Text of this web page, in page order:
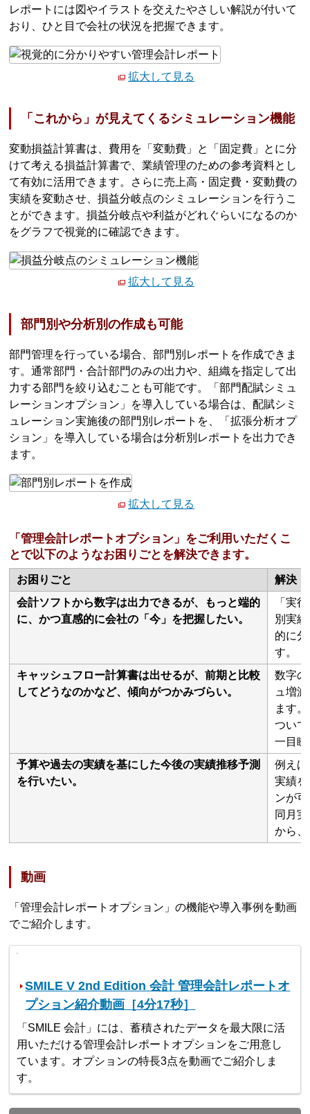
レポートには図やイラストを交えたやさしい解説が付いて
おり、ひと目で会社の状況を把握できます。
拡大して見る
「これから」が見えてくるシミュレーション機能
変動損益計算書は、費用を「変動費」と「固定費」とに分
けて考える損益計算書で、業績管理のための参考資料とし
て有効に活用できます。さらに売上高・固定費・変動費の
実績を変動させ、損益分岐点のシミュレーションを行うこ
とができます。損益分岐点や利益がどれぐらいになるのか
をグラフで視覚的に確認できます。
拡大して見る
部門別や分析別の作成も可能
部門管理を行っている場合、部門別レポートを作成できま
す。通常部門・合計部門のみの出力や、組織を指定して出
力する部門を絞り込むことも可能です。「部門配賦シミュ
レーションオプション」を導入している場合は、配賦シミ
ュレーション実施後の部門別レポートを、「拡張分析オプ
ション」を導入している場合は分析別レポートを出力でき
ます。
拡大して見る
「管理会計レポートオプション」をご利用いただくこ
とで以下のようなお困りごとを解決できます。
お困りごと
解決
会計ソフトから数字は出力できるが、もっと端的
に、かつ直感的に会社の「今」を把握したい。
「実
別実
的に
す。
キャッシュフロー計算書は出せるが、前期と比較
してどうなのかなど、傾向がつかみづらい。
数字
ュ増
ます
つい
一目
予算や過去の実績を基にした今後の実績推移予測
を行いたい。
例え
実績
ンが
同月
から
動画
「管理会計レポートオプション」の機能や導入事例を動画
でご紹介します。
SMILE V 2nd Edition 会計 管理会計レポートオ
プション紹介動画［4分17秒］
「SMILE 会計」には、蓄積されたデータを最大限に活
用いただける管理会計レポートオプションをご用意し
ています。オプションの特長3点を動画でご紹介しま
す。